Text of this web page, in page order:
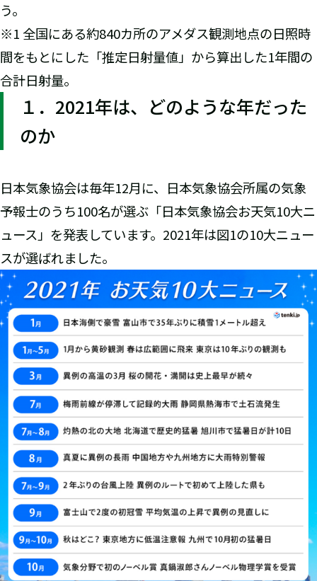
う。
※1 全国にある約840カ所のアメダス観測地点の日照時
間をもとにした「推定日射量値」から算出した1年間の
合計日射量。
１．2021年は、どのような年だった
のか
日本気象協会は毎年12月に、日本気象協会所属の気象
予報士のうち100名が選ぶ「日本気象協会お天気10大ニ
ュース」を発表しています。2021年は図1の10大ニュー
スが選ばれました。